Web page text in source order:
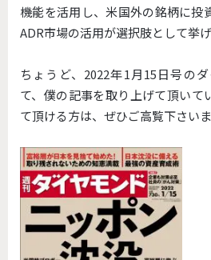
機能を活用し、米国外の銘柄に投
ADR市場の活用が選択肢として挙げ
ちょうど、2022年1月15日号の
て、僕の記事を取り上げて頂いて
て頂ける方は、ぜひご高覧下さいま